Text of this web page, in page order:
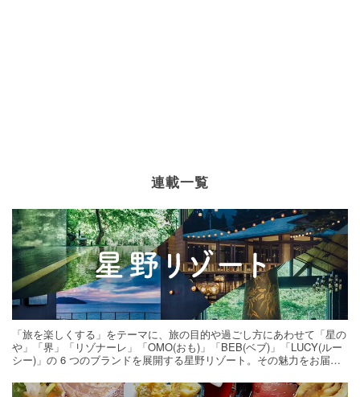
連載一覧
「旅を楽しくする」をテーマに、旅の目的や過ごし方にあわせて「星の
や」「界」「リゾナーレ」「OMO(おも)」「BEB(ベブ)」「LUCY(ルー
シー)」の 6 つのブランドを展開する星野リゾート。その魅力をお届け